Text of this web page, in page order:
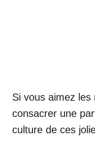
Si vous aimez
consacrer une
culture de ces